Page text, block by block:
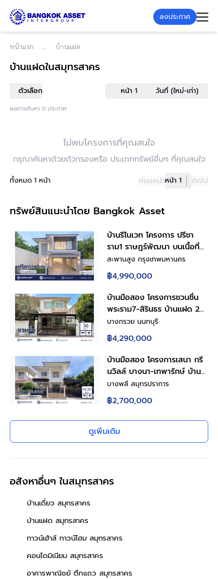
ลงประกาศ
หน้าแรก บ้านแฝด
บ้านแฝดในสมุทรสาคร
ตัวเลือก หน้า 1 วันที่ (ใหม่-เก่า)
ผลการค้นหา 0 ประกาศ
ไม่พบโครงการที่คุณสนใจ
กรุณาค้นหาด้วยตัวกรองหรือ ประเภททรัพย์อื่นๆ ที่คุณสนใจ
ทั้งหมด 1 หน้า ก่อนหน้าหน้า 1 ถัดไป
ทรัพย์สินแนะนำโดย Bangkok Asset
บ้านรีโนเวท โครงการ ปรีชา
ราม1 ราษฎร์พัฒนา บนเนื้อที่
43.5 ตร.ว. พื้นที่ใช้สอย
150.86 ตร.ม. ฟังก์ชันการใช้
งาน 4 ห้องนอน 3 ห้องน้ำ
จอดรถได้ 2 คัน เชื่อมต่อถนน
รามคำแหง ใกล้สนามบิน
สุวรรณภูมิ, ทางด่วนกาญจนา
สะพานสูง กรุงเทพมหานคร
฿4,990,000
บ้านมือสอง โครงการชวนชื่น
พระราม7-สิรินธร บ้านแฝด 2
ชั้น 3 ห้องนอน 2 ห้องน้ำ จอด
รถ 2 คัน พื้นที่ใช้สอย 150
ตร.ม. ทำเลบางกรวย ใกล้
ทางด่วนศรีรัช เข้าเมืองสะดวก
พร้อมเข้าอยู่
บางกรวย นนทบุรี
฿4,290,000
บ้านมือสอง โครงการเสนา กรี
นวิลล์ บางนา-เทพารักษ์ บ้าน
แฝด 2 ชั้น พร้อมอยู่ ฟังก์ชัน
ครบสำหรับครอบครัว 3 ห้อง
นอน 3 ห้องน้ำ จอดรถ 2 คัน
ครัวพร้อมเคาน์เตอร์ เหล็กดัด
มุ้งลวดครบ ทำเลดีใกล้ถนน
เทพารักษ์ ทางด่วนบูรพาวิถี
บางพลี สมุทรปราการ
฿2,700,000
ดูเพิ่มเติม
อสังหาอื่นๆในสมุทรสาคร
บ้านเดี่ยว สมุทรสาคร
บ้านแฝด สมุทรสาคร
ทาวน์เฮ้าส์ ทาวน์โฮม สมุทรสาคร
คอนโดมิเนียม สมุทรสาคร
อาคารพาณิชย์ ตึกแถว สมุทรสาคร